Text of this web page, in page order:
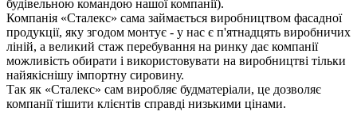
будівельною командою нашої компанії).
Компанія «Сталекс» сама займається виробництвом фасадної
продукції, яку згодом монтує - у нас є п'ятнадцять виробничих
ліній, а великий стаж перебування на ринку дає компанії
можливість обирати і використовувати на виробництві тільки
найякіснішу імпортну сировину.
Так як «Сталекс» сам виробляє будматеріали, це дозволяє
компанії тішити клієнтів справді низькими цінами.